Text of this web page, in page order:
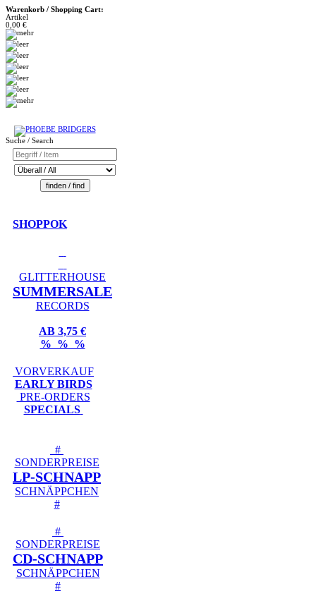
Warenkorb / Shopping Cart:
Artikel
0,00 €
Suche / Search
SHOPPOK
GLITTERHOUSE
SUMMERSALE
RECORDS
AB 3,75 €
% % %
VORVERKAUF
EARLY BIRDS
PRE-ORDERS
SPECIALS
#
SONDERPREISE
LP-SCHNAPP
SCHNÄPPCHEN
#
#
SONDERPREISE
CD-SCHNAPP
SCHNÄPPCHEN
#